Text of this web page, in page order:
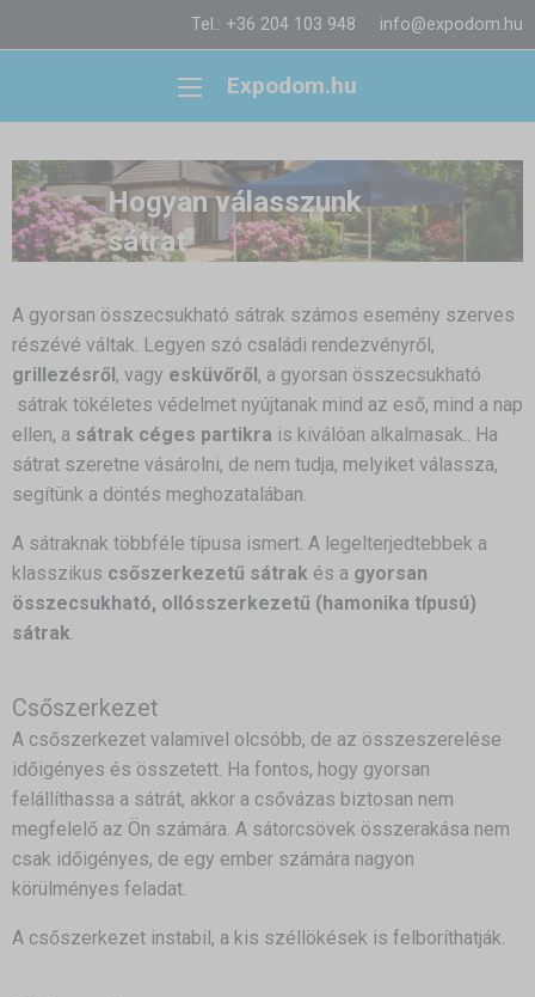
Tel.: +36 204 103 948 info@expodom.hu
Expodom.hu
Hogyan válasszunk
sátrat
A gyorsan összecsukható sátrak számos esemény szerves
részévé váltak. Legyen szó családi rendezvényről,
grillezésről , vagy esküvőről , a gyorsan összecsukható
sátrak tökéletes védelmet nyújtanak mind az eső, mind a nap
ellen, a sátrak céges partikra is kiválóan alkalmasak.. Ha
sátrat szeretne vásárolni, de nem tudja, melyiket válassza,
segítünk a döntés meghozatalában.
A sátraknak többféle típusa ismert. A legelterjedtebbek a
klasszikus csőszerkezetű sátrak és a gyorsan
összecsukható, ollósszerkezetű (hamonika típusú)
sátrak.
Csőszerkezet
A csőszerkezet valamivel olcsóbb, de az összeszerelése
időigényes és összetett. Ha fontos, hogy gyorsan
felállíthassa a sátrát, akkor a csővázas biztosan nem
megfelelő az Ön számára. A sátorcsövek összerakása nem
csak időigényes, de egy ember számára nagyon
körülményes feladat.
A csőszerkezet instabil, a kis széllökések is felboríthatják.